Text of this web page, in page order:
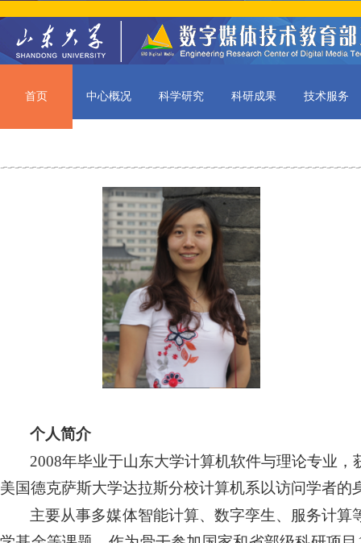
首页 中心概况 科学研究 科研成果 技术服务
个人简介
2008年毕业于山东大学计算机软件与理论专业
美国德克萨斯大学达拉斯分校计算机系以访问学者的
主要从事多媒体智能计算、数字孪生、服务计